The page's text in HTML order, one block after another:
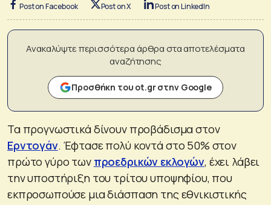
Post on Facebook Post on X Post on LinkedIn
Ανακαλύψτε περισσότερα άρθρα στα αποτελέσματα
αναζήτησης
Προσθήκη του ot.gr στην Google
Τα προγνωστικά δίνουν προβάδισμα στον
Ερντογάν. Έφτασε πολύ κοντά στο 50% στον
πρώτο γύρο των προεδρικών εκλογών, έχει λάβει
την υποστήριξη του τρίτου υποψηφίου, που
εκπροσωπούσε μια διάσπαση της εθνικιστικής